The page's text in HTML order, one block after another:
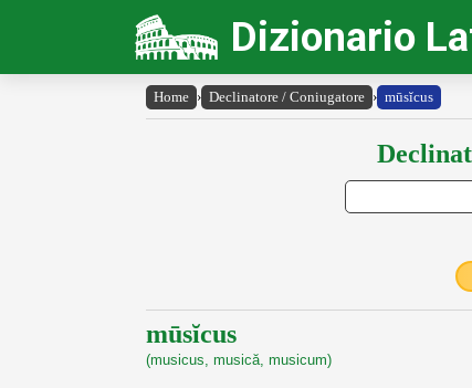
Dizionario
Home › Declinatore / Coniugatore › mūsĭcus
mūsĭcus
(musicus, musică, musicum)